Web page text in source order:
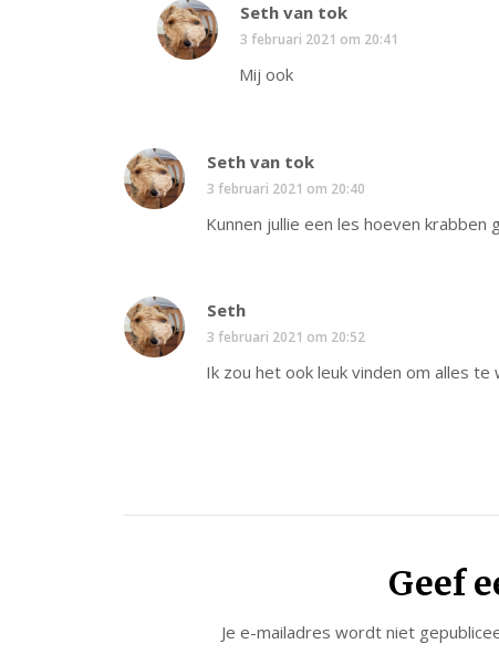
Seth van tok
3 februari 2021 om 20:41
Mij ook
Seth van tok
3 februari 2021 om 20:40
Kunnen jullie een les hoeven krabben
Seth
3 februari 2021 om 20:52
Ik zou het ook leuk vinden om alles
Geef
Je e-mailadres wordt niet